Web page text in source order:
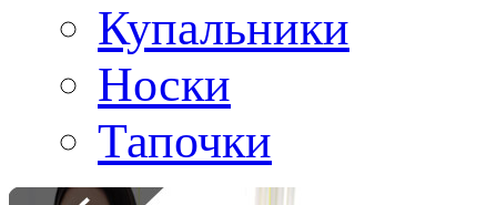
Купальники
Носки
Тапочки